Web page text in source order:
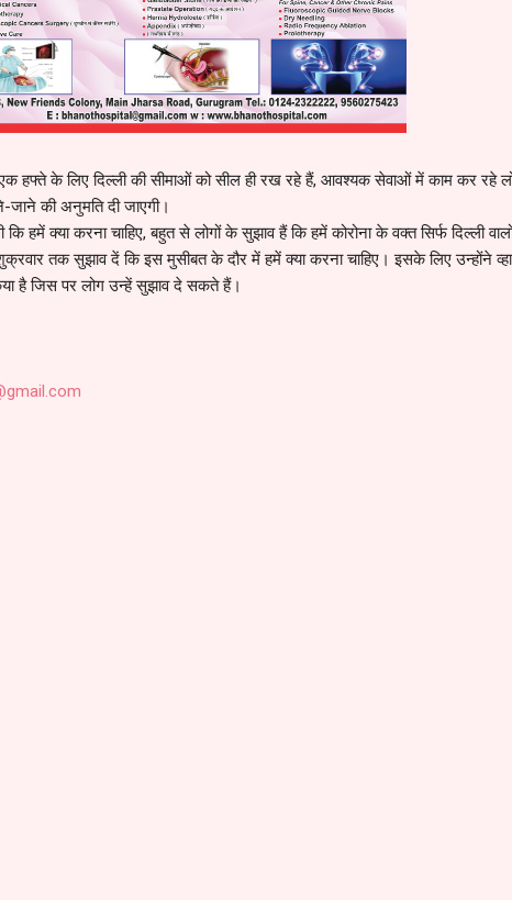
हफ्ते के लिए दिल्ली की सीमाओं को सील ही रख रहे हैं, आवश्यक सेवाओं में काम कर रहे
जाने की अनुमति दी जाएगी।
हमें क्या करना चाहिए, बहुत से लोगों के सुझाव हैं कि हमें कोरोना के वक्त सिर्फ दिल्ली
तक सुझाव दें कि इस मुसीबत के दौर में हमें क्या करना चाहिए। इसके लिए उन्होंने
है जिस पर लोग उन्हें सुझाव दे सकते हैं।